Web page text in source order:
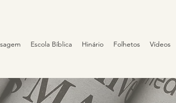
Escola Bíblica Hinário Folhetos Vídeos